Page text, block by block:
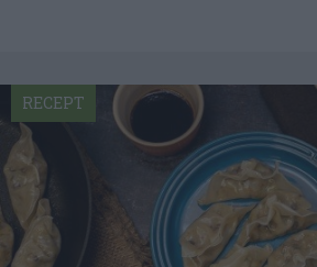
RECEPT